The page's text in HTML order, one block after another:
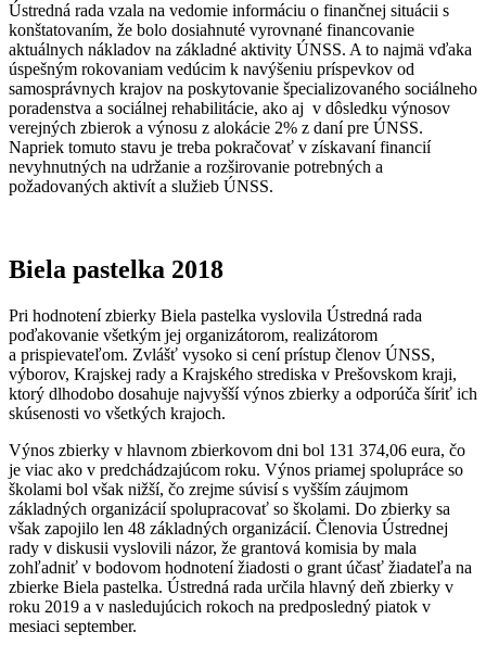
Ústredná rada vzala na vedomie informáciu o finančnej situácii s
konštatovaním, že bolo dosiahnuté vyrovnané financovanie
aktuálnych nákladov na základné aktivity ÚNSS. A to najmä vďaka
úspešným rokovaniam vedúcim k navýšeniu príspevkov od
samosprávnych krajov na poskytovanie špecializovaného sociálneho
poradenstva a sociálnej rehabilitácie, ako aj v dôsledku výnosov
verejných zbierok a výnosu z alokácie 2% z daní pre ÚNSS.
Napriek tomuto stavu je treba pokračovať v získavaní financií
nevyhnutných na udržanie a rozširovanie potrebných a
požadovaných aktivít a služieb ÚNSS.
Biela pastelka 2018
Pri hodnotení zbierky Biela pastelka vyslovila Ústredná rada
poďakovanie všetkým jej organizátorom, realizátorom
a prispievateľom. Zvlášť vysoko si cení prístup členov ÚNSS,
výborov, Krajskej rady a Krajského strediska v Prešovskom kraji,
ktorý dlhodobo dosahuje najvyšší výnos zbierky a odporúča šíriť ich
skúsenosti vo všetkých krajoch.
Výnos zbierky v hlavnom zbierkovom dni bol 131 374,06 eura, čo
je viac ako v predchádzajúcom roku. Výnos priamej spolupráce so
školami bol však nižší, čo zrejme súvisí s vyšším záujmom
základných organizácií spolupracovať so školami. Do zbierky sa
však zapojilo len 48 základných organizácií. Členovia Ústrednej
rady v diskusii vyslovili názor, že grantová komisia by mala
zohľadniť v bodovom hodnotení žiadosti o grant účasť žiadateľa na
zbierke Biela pastelka. Ústredná rada určila hlavný deň zbierky v
roku 2019 a v nasledujúcich rokoch na predposledný piatok v
mesiaci september.